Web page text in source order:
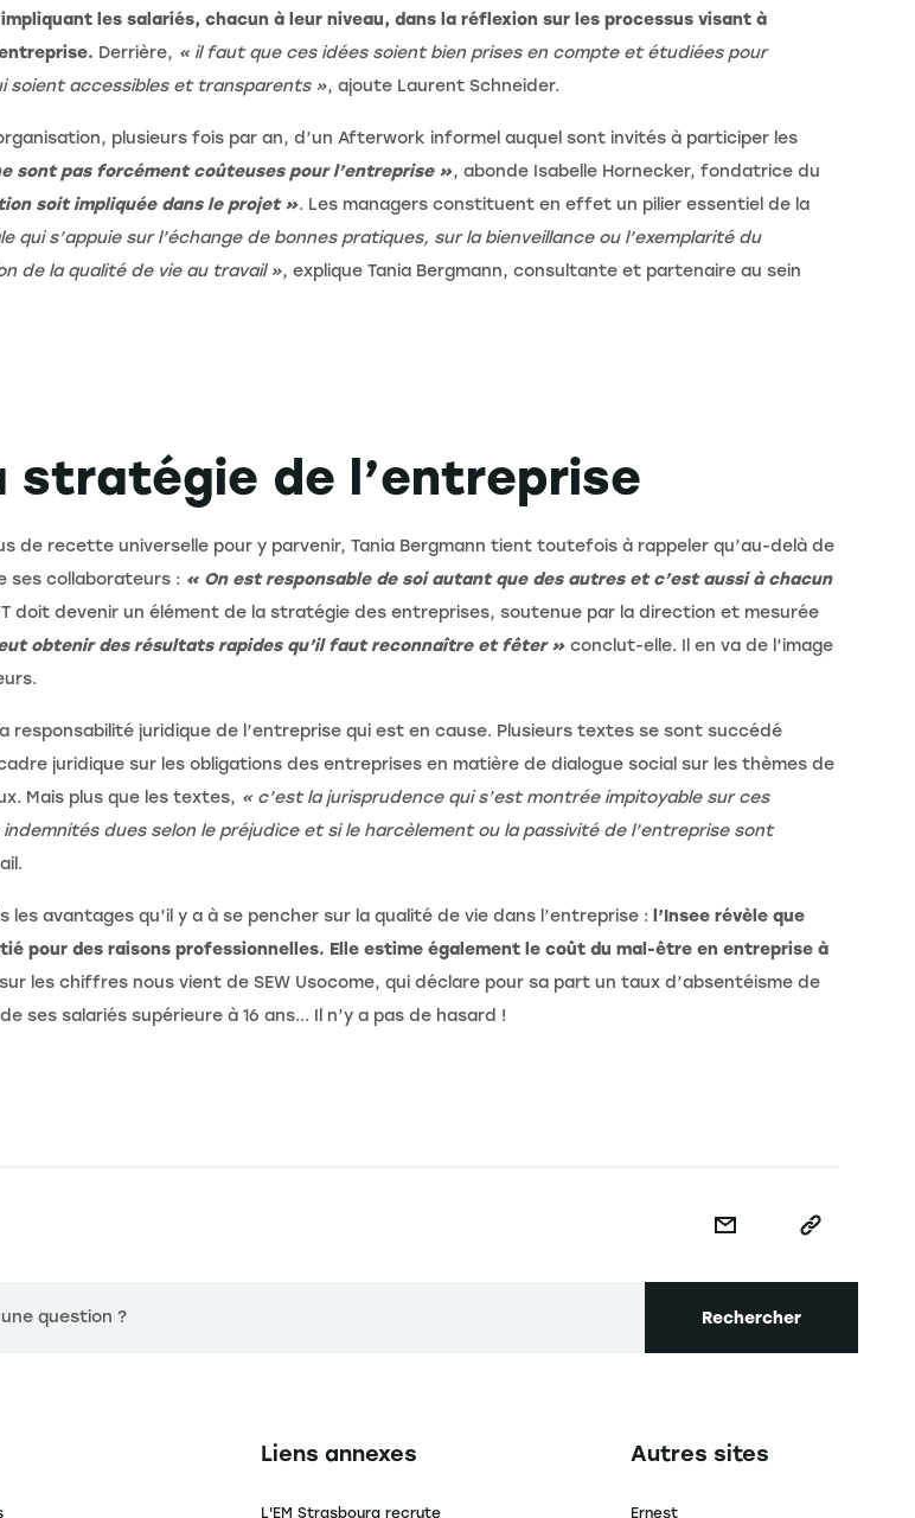
les salariés, chacun à leur niveau, dans la réflexion sur les processus visant à
Derrière, « il faut que ces idées soient bien prises en compte et étudiées pour
soient accessibles et transparents », ajoute Laurent Schneider.
plusieurs fois par an, d’un Afterwork informel auquel sont invités à participer les
sont pas forcément coûteuses pour l’entreprise », abonde Isabelle Hornecker, fondatrice du
soit impliquée dans le projet ». Les managers constituent en effet un pilier essentiel de la
qui s’appuie sur l’échange de bonnes pratiques, sur la bienveillance ou l’exemplarité du
de la qualité de vie au travail », explique Tania Bergmann, consultante et partenaire au sein
stratégie de l’entreprise
de recette universelle pour y parvenir, Tania Bergmann tient toutefois à rappeler qu’au-delà de
ses collaborateurs : « On est responsable de soi autant que des autres et c’est aussi à chacun
doit devenir un élément de la stratégie des entreprises, soutenue par la direction et mesurée
obtenir des résultats rapides qu’il faut reconnaître et fêter » conclut-elle. Il en va de l’image
juridique de l’entreprise qui est en cause. Plusieurs textes se sont succédé
juridique sur les obligations des entreprises en matière de dialogue social sur les thèmes de
Mais plus que les textes, « c’est la jurisprudence qui s’est montrée impitoyable sur ces
dues selon le préjudice et si le harcèlement ou la passivité de l’entreprise sont
avantages qu’il y a à se pencher sur la qualité de vie dans l’entreprise : l’Insee révèle que
pour des raisons professionnelles. Elle estime également le coût du mal-être en entreprise à
les chiffres nous vient de SEW Usocome, qui déclare pour sa part un taux d’absentéisme de
salariés supérieure à 16 ans... Il n’y a pas de hasard !
question ? Rechercher
footer Navigation secondaire footer
Liens annexes
L'EM Strasbourg recrute
Navigation tertiaire footer
Autres sites
Ernest